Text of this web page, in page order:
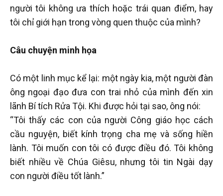
người tôi không ưa thích hoặc trái quan điểm, hay
tôi chỉ giới hạn trong vòng quen thuộc của mình?
Câu chuyện minh họa
Có một linh mục kể lại: một ngày kia, một người đàn
ông ngoại đạo đưa con trai nhỏ của mình đến xin
lãnh Bí tích Rửa Tội. Khi được hỏi tại sao, ông nói:
“Tôi thấy các con của người Công giáo học cách
cầu nguyện, biết kính trọng cha mẹ và sống hiền
lành. Tôi muốn con tôi có được điều đó. Tôi không
biết nhiều về Chúa Giêsu, nhưng tôi tin Ngài dạy
con người điều tốt lành.”